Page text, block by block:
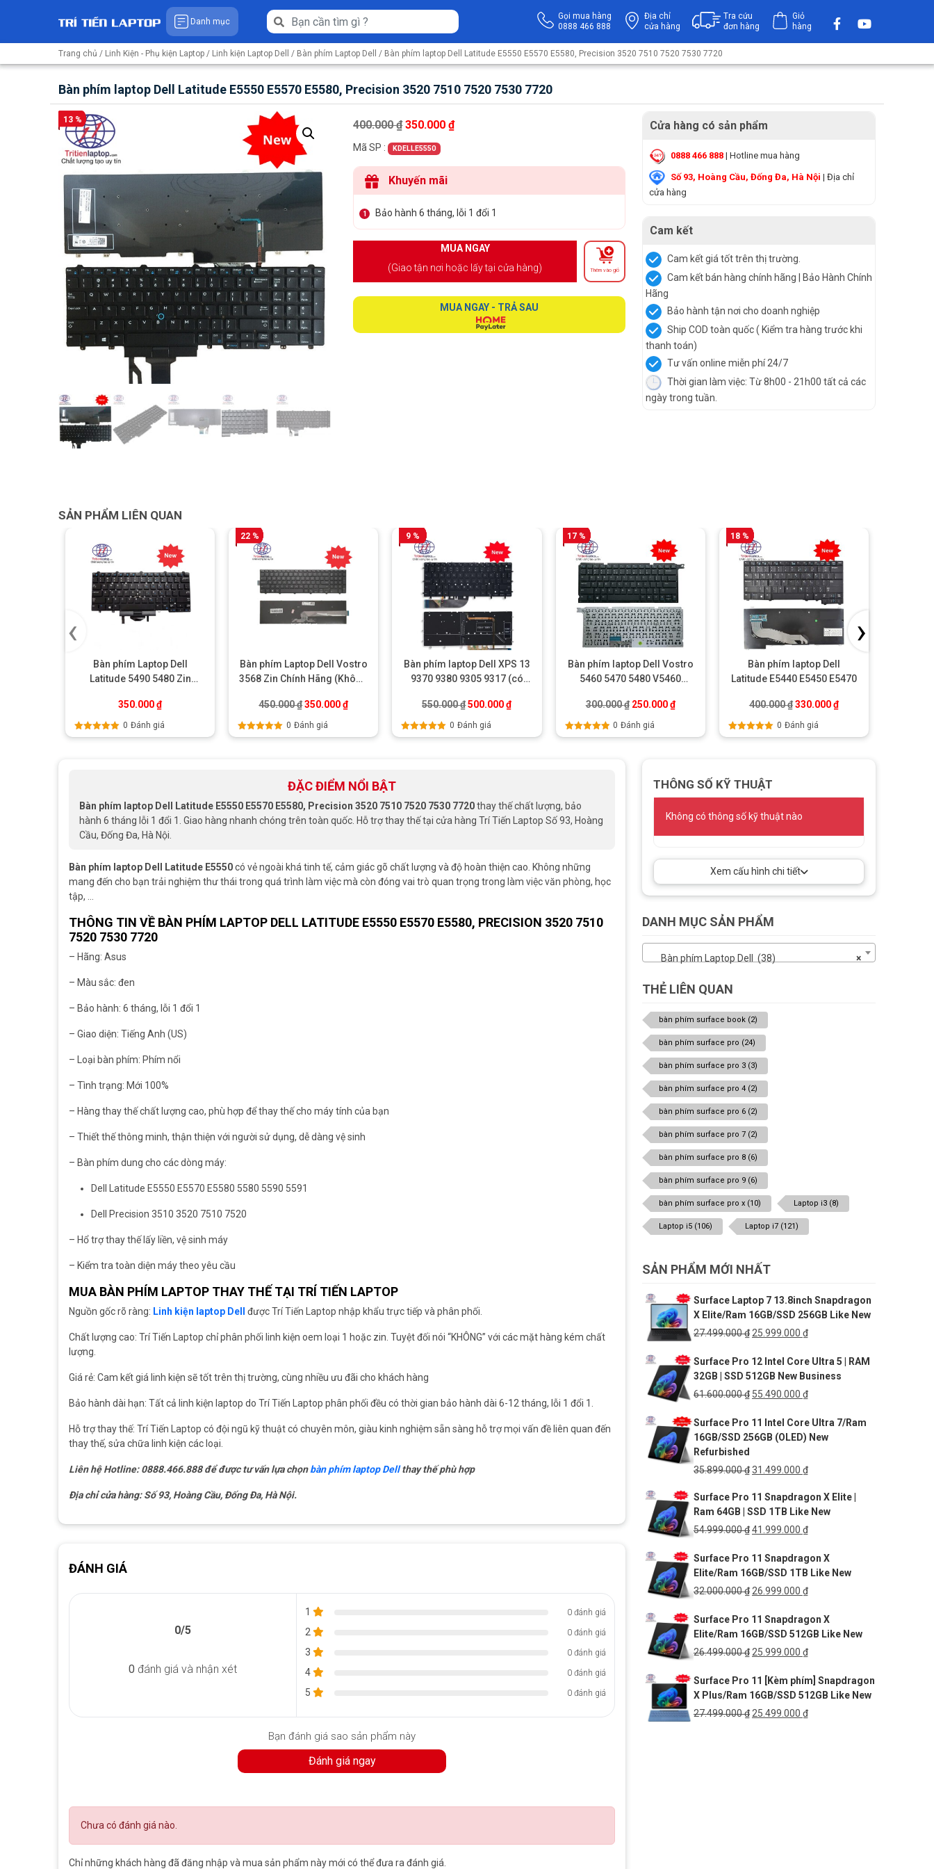
Danh mục
Gọi mua hàng
0888 466 888
Địa chỉ
cửa hàng
Tra cứu
đơn hàng
Giỏ
hàng
Trang chủ / Linh Kiện - Phụ kiện Laptop / Linh kiện Laptop Dell / Bàn phím Laptop Dell / Bàn phím laptop Dell Latitude E5550 E5570 E5580, Precision 3520 7510 7520 7530 7720
Bàn phím laptop Dell Latitude E5550 E5570 E5580, Precision 3520 7510 7520 7530 7720
13 % 400.000₫Giá gốc là: 400.000 ₫.
350.000₫Giá hiện tại là: 350.000 ₫.
Mã SP : KDELLE5550
Khuyến mãi
1 Bảo hành 6 tháng, lỗi 1 đổi 1
MUA NGAY
(Giao tận nơi hoặc lấy tại cửa hàng)
Thêm vào giỏ
MUA NGAY - TRẢ SAU
Cửa hàng có sản phẩm
0888 466 888 | Hotline mua hàng
Số 93, Hoàng Cầu, Đống Đa, Hà Nội | Địa chỉ
cửa hàng
Cam kết
Cam kết giá tốt trên thị trường.
Cam kết bán hàng chính hãng | Bảo Hành Chính
Hãng
Bảo hành tận nơi cho doanh nghiệp
Ship COD toàn quốc ( Kiểm tra hàng trước khi
thanh toán)
Tư vấn online miễn phí 24/7
Thời gian làm việc: Từ 8h00 - 21h00 tất cả các
ngày trong tuần.
SẢN PHẨM LIÊN QUAN
Bàn phím Laptop Dell
Latitude 5490 5480 Zin
350.000₫
Được xếp
0 Đánh giá
22 %
Bàn phím Laptop Dell Vostro
3568 Zin Chính Hãng (Không
450.000₫Giá gốc là: 450.000 ₫.
350.000₫Giá hiện tại là: 350.000 ₫.
Được xếp
0 Đánh giá
9 %
Bàn phím laptop Dell XPS 13
9370 9380 9305 9317 (có
550.000₫Giá gốc là: 550.000 ₫.
500.000₫Giá hiện tại là: 500.000 ₫.
Được xếp
0 Đánh giá
17 %
Bàn phím laptop Dell Vostro
5460 5470 5480 V5460
300.000₫ Giá gốc là: 300.000 ₫.
250.000₫Giá hiện tại là: 250.000 ₫.
Được xếp
0 Đánh giá
18 %
Bàn phím laptop Dell
Latitude E5440 E5450 E5470
400.000₫Giá gốc là: 400.000 ₫.
330.000₫Giá hiện tại là:
Được xếp
0 Đánh giá
‹ ›
ĐẶC ĐIỂM NỔI BẬT
Bàn phím laptop Dell Latitude E5550 E5570 E5580, Precision 3520 7510 7520 7530 7720thay thế chất lượng, bảo
hành 6 tháng lỗi 1 đổi 1. Giao hàng nhanh chóng trên toàn quốc. Hỗ trợ thay thế tại cửa hàng Trí Tiến Laptop Số 93, Hoàng
Cầu, Đống Đa, Hà Nội.
Bàn phím laptop Dell Latitude E5550có vẻ ngoài khá tinh tế, cảm giác gõ chất lượng và độ hoàn thiện cao. Không những
mang đến cho bạn trải nghiệm thư thái trong quá trình làm việc mà còn đóng vai trò quan trọng trong làm việc văn phòng, học
tập, …
THÔNG TIN VỀ BÀN PHÍM LAPTOP DELL LATITUDE E5550 E5570 E5580, PRECISION 3520 7510
7520 7530 7720
– Hãng: Asus
– Màu sắc: đen
– Bảo hành: 6 tháng, lỗi 1 đổi 1
– Giao diện: Tiếng Anh (US)
– Loại bàn phím: Phím nổi
– Tình trạng: Mới 100%
– Hàng thay thế chất lượng cao, phù hợp để thay thế cho máy tính của bạn
– Thiết thế thông minh, thận thiện với người sử dụng, dễ dàng vệ sinh
– Bàn phím dung cho các dòng máy:
Dell Latitude E5550 E5570 E5580 5580 5590 5591
Dell Precision 3510 3520 7510 7520
– Hổ trợ thay thế lấy liền, vệ sinh máy
– Kiểm tra toàn diện máy theo yêu cầu
MUA BÀN PHÍM LAPTOP THAY THẾ TẠI TRÍ TIẾN LAPTOP
Nguồn gốc rõ ràng: Linh kiện laptop Dell được Trí Tiến Laptop nhập khẩu trực tiếp và phân phối.
Chất lượng cao: Trí Tiến Laptop chỉ phân phối linh kiện oem loại 1 hoặc zin. Tuyệt đối nói “KHÔNG” với các mặt hàng kém chất
lượng.
Giá rẻ: Cam kết giá linh kiện sẽ tốt trên thị trường, cùng nhiều ưu đãi cho khách hàng
Bảo hành dài hạn: Tất cả linh kiện laptop do Trí Tiến Laptop phân phối đều có thời gian bảo hành dài 6-12 tháng, lỗi 1 đổi 1.
Hỗ trợ thay thế: Trí Tiến Laptop có đội ngũ kỹ thuật có chuyên môn, giàu kinh nghiệm sẵn sàng hỗ trợ mọi vấn đề liên quan đến
thay thế, sửa chữa linh kiện các loại.
Liên hệ Hotline: 0888.466.888 để được tư vấn lựa chọnbàn phím laptop Dellthay thế phù hợp
Địa chỉ cửa hàng: Số 93, Hoàng Cầu, Đống Đa, Hà Nội.
ĐÁNH GIÁ
0/5
0 đánh giá và nhận xét
1 0 đánh giá
2 0 đánh giá
3 0 đánh giá
4 0 đánh giá
5 0 đánh giá
Bạn đánh giá sao sản phẩm này
Đánh giá ngay
Chưa có đánh giá nào.
Chỉ những khách hàng đã đăng nhập và mua sản phẩm này mới có thể đưa ra đánh giá.
THÔNG SỐ KỸ THUẬT
Không có thông số kỹ thuật nào
Xem cấu hình chi tiết
DANH MỤC SẢN PHẨM
×
Bàn phím Laptop Dell (38)
THẺ LIÊN QUAN
bàn phím surface book (2)
bàn phím surface pro (24)
bàn phím surface pro 3 (3)
bàn phím surface pro 4 (2)
bàn phím surface pro 6 (2)
bàn phím surface pro 7 (2)
bàn phím surface pro 8 (6)
bàn phím surface pro 9 (6)
bàn phím surface pro x (10) Laptop i3 (8)
Laptop i5 (106) Laptop i7 (121)
SẢN PHẨM MỚI NHẤT
Surface Laptop 7 13.8inch Snapdragon
X Elite/Ram 16GB/SSD 256GB Like New
27.499.000₫ Giá
là:
27.499.000 ₫.
25.999.000 ₫Giá
tại
là:
25.999.000 ₫.
Surface Pro 12 Intel Core Ultra 5 | RAM
32GB | SSD 512GB New Business
61.600.000₫ Giá
là:
61.600.000 ₫.
55.490.000 ₫Giá
tại
là:
Surface Pro 11 Intel Core Ultra 7/Ram
16GB/SSD 256GB (OLED) New
Refurbished
35.899.000₫Giá
là:
35.899.000 ₫.
31.499.000 ₫Giá
tại
là:
31.499.000 ₫.
Surface Pro 11 Snapdragon X Elite |
Ram 64GB | SSD 1TB Like New
54.999.000₫Giá
là:
54.999.000 ₫.
41.999.000 ₫Giá
tại
là:
41.999.000 ₫.
Surface Pro 11 Snapdragon X
Elite/Ram 16GB/SSD 1TB Like New
32.000.000₫ Giá
là:
32.000.000 ₫.
26.999.000 ₫Giá
tại
là:
26.999.000 ₫.
Surface Pro 11 Snapdragon X
Elite/Ram 16GB/SSD 512GB Like New
26.499.000₫ Giá
là:
26.499.000 ₫.
25.999.000 ₫Giá
tại
là:
25.999.000 ₫.
Surface Pro 11 [Kèm phím] Snapdragon
X Plus/Ram 16GB/SSD 512GB Like New
27.499.000₫ Giá
25.499.000 ₫Giá